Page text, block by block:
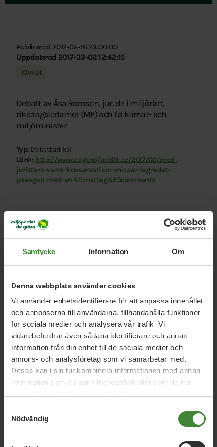
Samtycke Information Om
Denna webbplats använder cookies
Vi använder enhetsidentifierare för att anpassa innehållet
och annonserna till användarna, tillhandahålla funktioner
för sociala medier och analysera vår trafik. Vi
vidarebefordrar även sådana identifierare och annan
information från din enhet till de sociala medier och
annons- och analysföretag som vi samarbetar med.
Dessa kan i sin tur kombinera informationen med annan
information som du har tillhandahållit eller som de har
Nödvändig
Publicerad 2017-02-16 23:00:00
Uppdaterad 2017-03-02 12:42:15
Klimat
Debatt av Åsa Romson, jur. dr. i miljörätt,
riksdagsledamot (MP) och f.d klimat- och
miljöminister
Typ: Debattartikel
Länk: http://www.dagensjuridik.se/2017/02/med-
juristers-vurm-konservatism-missar-lagradet-
poangen-med-en-klimatlag%23comments
Relaterade nyheter
26 juni 2026
Daniel Helldéns Almedalstal
18 maj 2026
MP presenterar industripaket för hållbar
konkurrenskraft